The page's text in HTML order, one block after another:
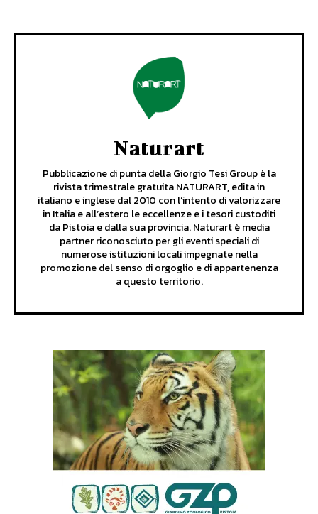
Naturart
Pubblicazione di punta della Giorgio Tesi Group è la
rivista trimestrale gratuita NATURART, edita in
italiano e inglese dal 2010 con l’intento di valorizzare
in Italia e all’estero le eccellenze e i tesori custoditi
da Pistoia e dalla sua provincia. Naturart è media
partner riconosciuto per gli eventi speciali di
numerose istituzioni locali impegnate nella
promozione del senso di orgoglio e di appartenenza
a questo territorio.